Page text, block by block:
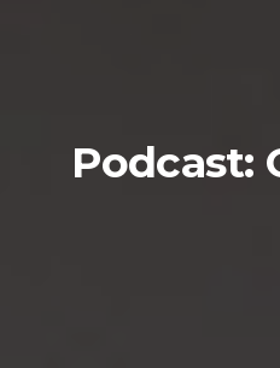
Podcast: